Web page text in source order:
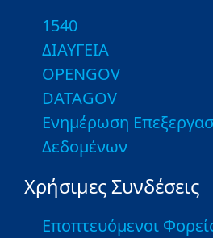
1540
ΔΙΑΥΓΕΙΑ
OPENGOV
DATAGOV
Ενημέρωση
Δεδομένων
Χρήσιμες Συνδέσεις
Εποπτευόμενοι